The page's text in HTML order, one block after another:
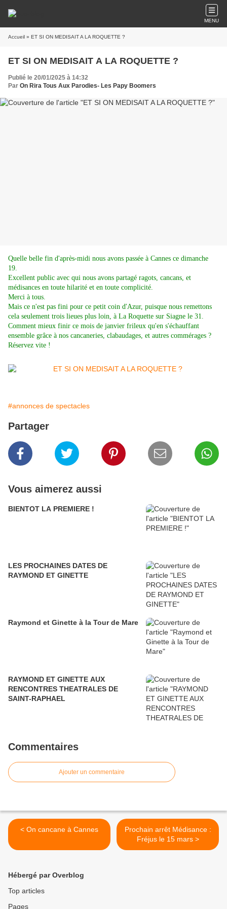
MENU
Accueil » ET SI ON MEDISAIT A LA ROQUETTE ?
ET SI ON MEDISAIT A LA ROQUETTE ?
Publié le 20/01/2025 à 14:32
Par On Rira Tous Aux Parodies- Les Papy Boomers
Quelle belle fin d'après-midi nous avons passée à Cannes ce dimanche
19.
Excellent public avec qui nous avons partagé ragots, cancans, et
médisances en toute hilarité et en toute complicité.
Merci à tous.
Mais ce n'est pas fini pour ce petit coin d'Azur, puisque nous remettons
cela seulement trois lieues plus loin, à La Roquette sur Siagne le 31.
Comment mieux finir ce mois de janvier frileux qu'en s'échauffant
ensemble grâce à nos cancaneries, clabaudages, et autres commérages ?
Réservez vite !
#annonces de spectacles
Partager
Vous aimerez aussi
BIENTOT LA PREMIERE !
LES PROCHAINES DATES DE
RAYMOND ET GINETTE
Raymond et Ginette à la Tour de Mare
RAYMOND ET GINETTE AUX
RENCONTRES THEATRALES DE
SAINT-RAPHAEL
Commentaires
Ajouter un commentaire
< On cancane à Cannes
Prochain arrêt Médisance :
Fréjus le 15 mars >
Hébergé par Overblog
Top articles
Pages